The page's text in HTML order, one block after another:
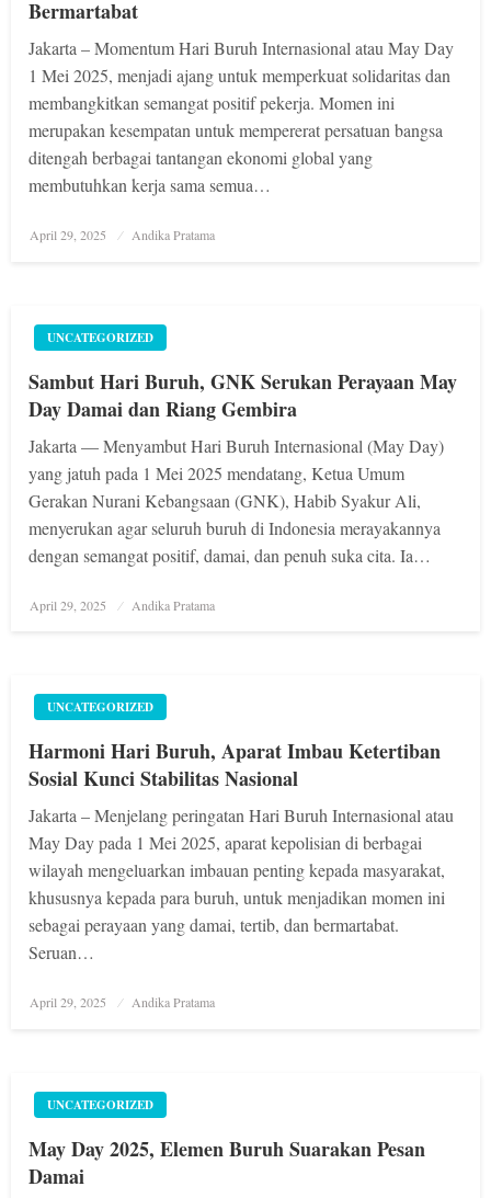
Bermartabat
Jakarta – Momentum Hari Buruh Internasional atau May Day
1 Mei 2025, menjadi ajang untuk memperkuat solidaritas dan
membangkitkan semangat positif pekerja. Momen ini
merupakan kesempatan untuk mempererat persatuan bangsa
ditengah berbagai tantangan ekonomi global yang
membutuhkan kerja sama semua…
Posted
April 29, 2025 Andika Pratama
UNCATEGORIZED
Sambut Hari Buruh, GNK Serukan Perayaan May
Day Damai dan Riang Gembira
Jakarta — Menyambut Hari Buruh Internasional (May Day)
yang jatuh pada 1 Mei 2025 mendatang, Ketua Umum
Gerakan Nurani Kebangsaan (GNK), Habib Syakur Ali,
menyerukan agar seluruh buruh di Indonesia merayakannya
dengan semangat positif, damai, dan penuh suka cita. Ia…
Posted
April 29, 2025 Andika Pratama
UNCATEGORIZED
Harmoni Hari Buruh, Aparat Imbau Ketertiban
Sosial Kunci Stabilitas Nasional
Jakarta – Menjelang peringatan Hari Buruh Internasional atau
May Day pada 1 Mei 2025, aparat kepolisian di berbagai
wilayah mengeluarkan imbauan penting kepada masyarakat,
khususnya kepada para buruh, untuk menjadikan momen ini
sebagai perayaan yang damai, tertib, dan bermartabat.
Seruan…
Posted
April 29, 2025 Andika Pratama
UNCATEGORIZED
May Day 2025, Elemen Buruh Suarakan Pesan
Damai